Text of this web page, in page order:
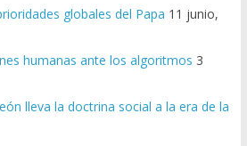
globales del Papa 11 junio,
humanas ante los algoritmos 3
lleva la doctrina social a la era de la